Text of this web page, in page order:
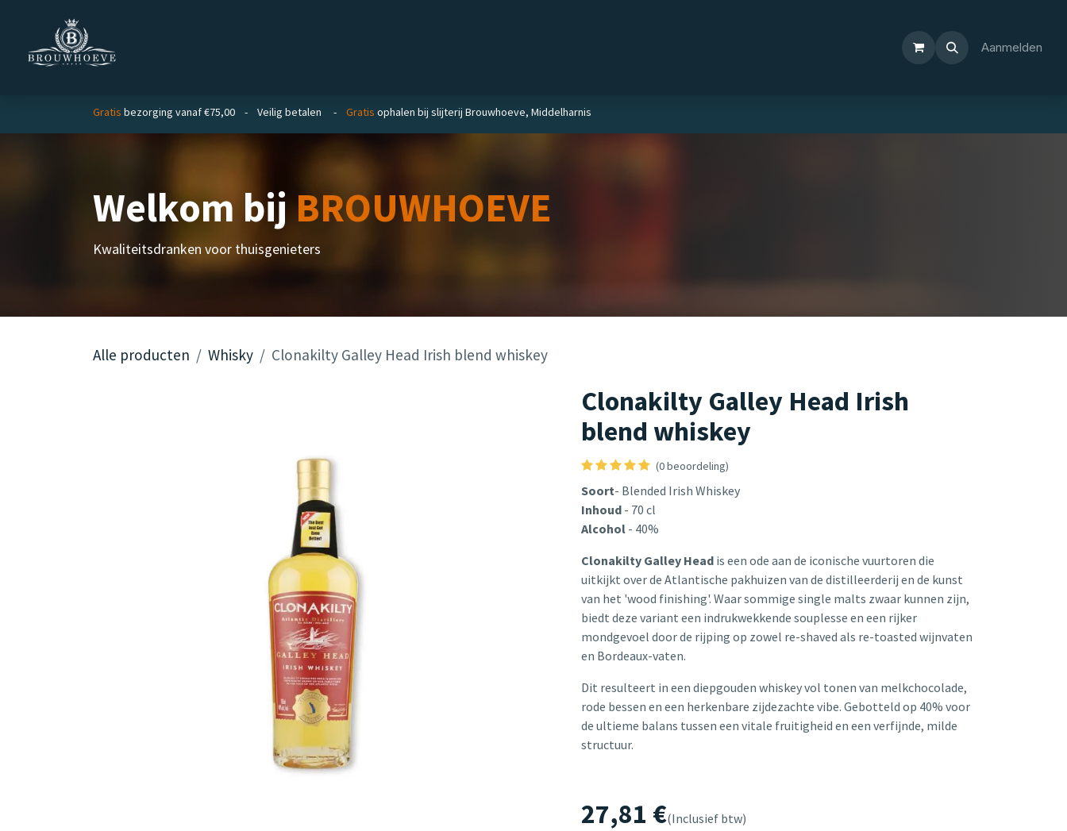
Aanmelden
Gratis bezorging vanaf €75,00 - Veilig betalen - Gratis ophalen bij slijterij Brouwhoeve, Middelharnis
Welkom bijBROUWHOEVE
Kwaliteitsdranken voor thuisgenieters
Alle producten Whisky Clonakilty Galley Head Irish blend whiskey
Clonakilty Galley Head Irish
blend whiskey
(0 beoordeling)
Soort- Blended Irish Whiskey
Inhoud - 70 cl
Alcohol - 40%
Clonakilty Galley Head is een ode aan de iconische vuurtoren die
uitkijkt over de Atlantische pakhuizen van de distilleerderij en de kunst
van het 'wood finishing'. Waar sommige single malts zwaar kunnen zijn,
biedt deze variant een indrukwekkende souplesse en een rijker
mondgevoel door de rijping op zowel re-shaved als re-toasted wijnvaten
en Bordeaux-vaten.
Dit resulteert in een diepgouden whiskey vol tonen van melkchocolade,
rode bessen en een herkenbare zijdezachte vibe. Gebotteld op 40% voor
de ultieme balans tussen een vitale fruitigheid en een verfijnde, milde
structuur.
27,81 €(Inclusief btw)